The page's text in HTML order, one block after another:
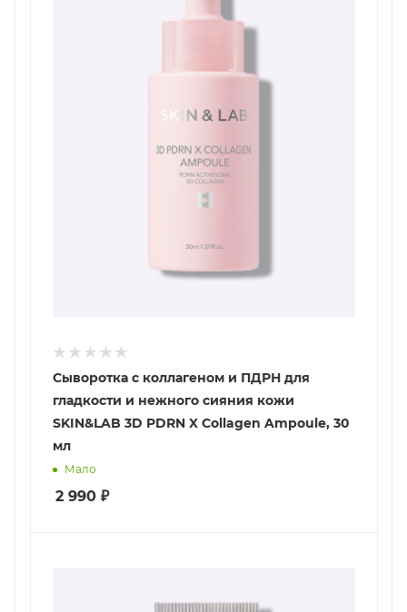
Сыворотка с коллагеном и ПДРН для
гладкости и нежного сияния кожи
SKIN&LAB 3D PDRN X Collagen Ampoule, 30
мл
Мало
2 990 ₽